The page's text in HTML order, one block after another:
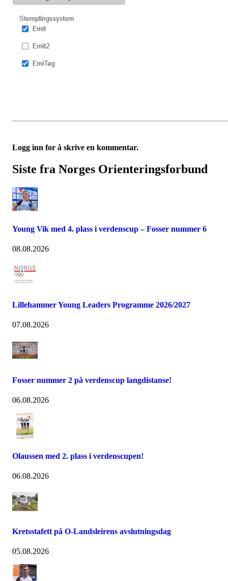
Logg inn for å skrive en kommentar.
Siste fra Norges Orienteringsforbund
Young Vik med 4. plass i verdenscup – Fosser nummer 6
08.08.2026
Lillehammer Young Leaders Programme 2026/2027
07.08.2026
Fosser nummer 2 på verdenscup langdistanse!
06.08.2026
Olaussen med 2. plass i verdenscupen!
06.08.2026
Kretsstafett på O-Landsleirens avslutningsdag
05.08.2026